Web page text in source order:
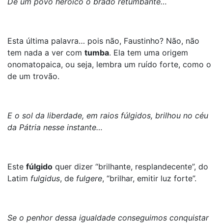
Esta última palavra… pois não, Faustinho? Não, não
tem nada a ver com tumba. Ela tem uma origem
onomatopaica, ou seja, lembra um ruído forte, como o
de um trovão.
E o sol da liberdade, em raios fúlgidos, brilhou no céu
da Pátria nesse instante…
Este fúlgido quer dizer “brilhante, resplandecente”, do
Latim fulgidus, de fulgere, “brilhar, emitir luz forte”.
Se o penhor dessa igualdade conseguimos conquistar